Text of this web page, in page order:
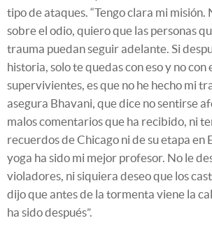
tipo de ataques. “Tengo clara mi
sobre el odio, quiero que las personas
trauma puedan seguir adelante. Si
historia, solo te quedas con eso y no con
supervivientes, es que no he hecho mi
asegura Bhavani, que dice no sentirse
malos comentarios que ha recibido, ni
recuerdos de Chicago ni de su etapa en
yoga ha sido mi mejor profesor. No le
violadores, ni siquiera deseo que los
dijo que antes de la tormenta viene la
ha sido después”.